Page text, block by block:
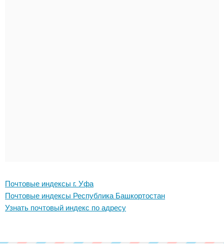
Почтовые индексы г. Уфа
Почтовые индексы Республика Башкортостан
Узнать почтовый индекс по адресу